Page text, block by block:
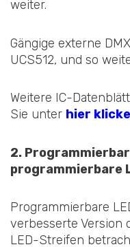
weiter.
Gängige externe
UCS512, und so
Weitere IC-
Sie unter hier
2.
programmierbare
Programmierbare
verbesserte Version
LED-Streifen